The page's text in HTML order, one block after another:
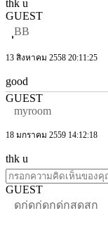
thk u
GUEST
ฺฺBB
13 สิงหาคม 2558 20:11:25
good
GUEST
myroom
18 มกราคม 2559 14:12:18
thk u
GUEST
ดก่ดก่ดกด่กสดสก